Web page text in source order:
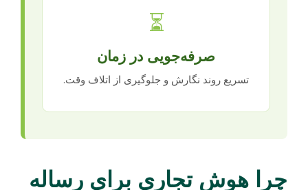
⏳
صرفه‌جویی در زمان
تسریع روند نگارش و جلوگیری از اتلاف وقت.
چرا هوش تجاری برای رساله